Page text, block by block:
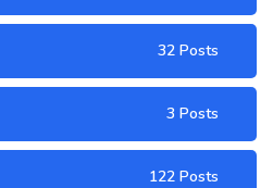
32 Posts
3 Posts
122 Posts